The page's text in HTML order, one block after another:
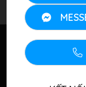
VỀ CHÚNG TÔI